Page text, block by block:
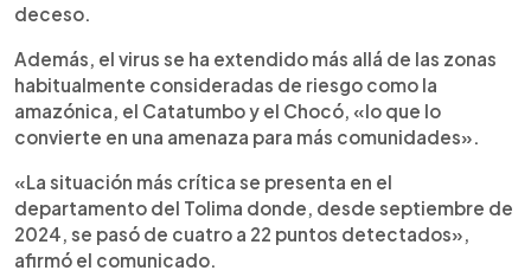
deceso.
Además, el virus se ha extendido más allá de las zonas
habitualmente consideradas de riesgo como la
amazónica, el Catatumbo y el Chocó, «lo que lo
convierte en una amenaza para más comunidades».
«La situación más crítica se presenta en el
departamento del Tolima donde, desde septiembre de
2024, se pasó de cuatro a 22 puntos detectados»,
afirmó el comunicado.